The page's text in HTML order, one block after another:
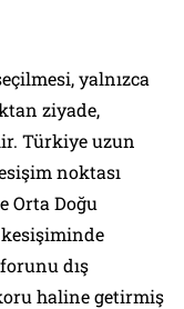
yalnızca
ziyade,
Türkiye uzun
noktası
Orta Doğu
dış
haline getirmiş